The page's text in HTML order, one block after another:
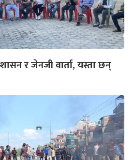
र जेनजी वार्ता, यस्ता छन्